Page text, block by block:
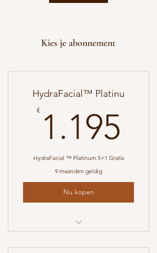
Kies je abonnement
HydraFacial™ Platinu
€ 1.195
HydraFacial ™ Platinum 5+1 Gratis
9 maanden geldig
Nu kopen